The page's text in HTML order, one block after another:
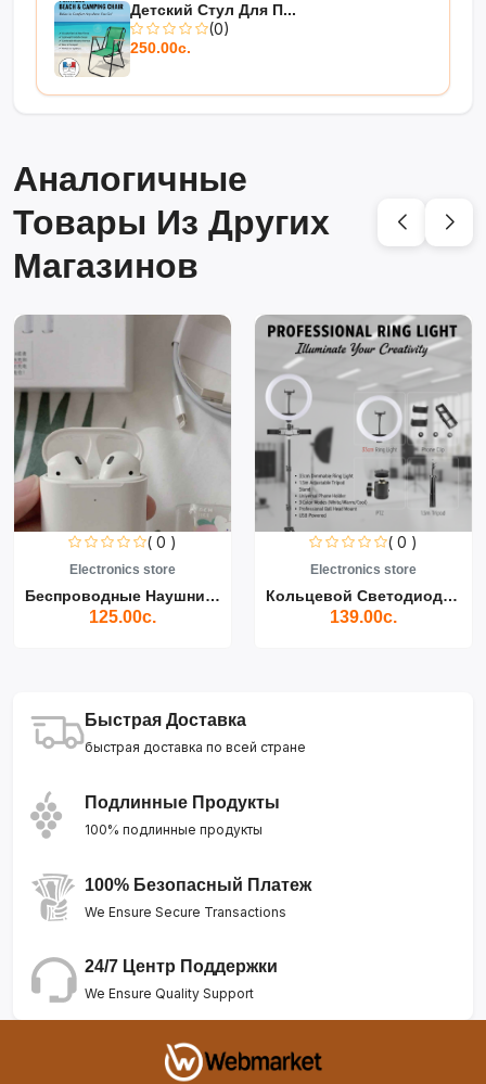
Детский Стул Для П...
(0)
250.00с.
Аналогичные
Товары Из Других
Магазинов
( 0 )
Electronics store
Беспроводные Наушники Air...
125.00с.
( 0 )
Electronics store
Кольцевой Светодиодный Св...
139.00с.
Быстрая Доставка
быстрая доставка по всей стране
Подлинные Продукты
100% подлинные продукты
100% Безопасный Платеж
We Ensure Secure Transactions
24/7 Центр Поддержки
We Ensure Quality Support